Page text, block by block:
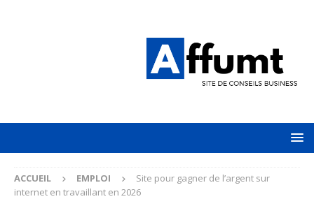
ACCUEIL EMPLOI
Site pour gagner de l’argent sur
internet en travaillant en 2026